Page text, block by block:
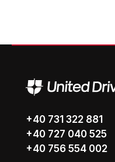
+40 731 322 881
+40 727 040 525
+40 756 554 002